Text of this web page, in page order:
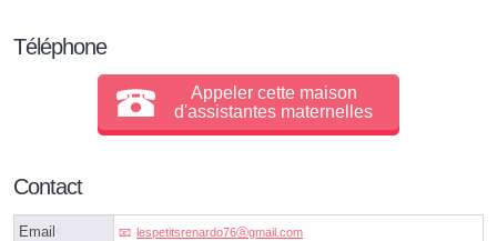
Téléphone
Appeler cette maison
d'assistantes maternelles
Contact
Email lespetitsrenardo76ⓐgmail.com